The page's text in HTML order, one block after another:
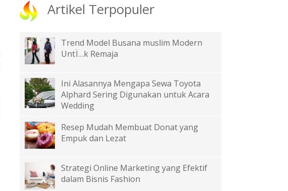
Artikel Terpopuler
Trend Model Busana muslim Modern
UntÏ…k Remaja
Ini Alasannya Mengapa Sewa Toyota
Alphard Sering Digunakan untuk Acara
Wedding
Resep Mudah Membuat Donat yang
Empuk dan Lezat
Strategi Online Marketing yang Efektif
dalam Bisnis Fashion